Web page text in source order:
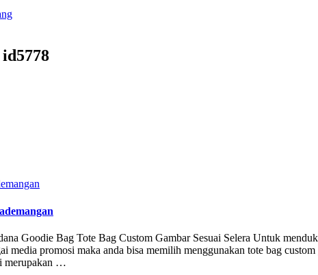
Goodie Bag Tote Bag Custom Gambar Sesuai Selera Untuk
media promosi maka anda bisa memilih menggunakan tote bag custom
merupakan …